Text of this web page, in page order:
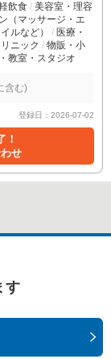
飲食
美容室・理容
（マッサージ・エ
ルなど）
医療・
ニック
物販・小
教室・スタジオ
含む)
登録日：2026-07-02
！
せ
す